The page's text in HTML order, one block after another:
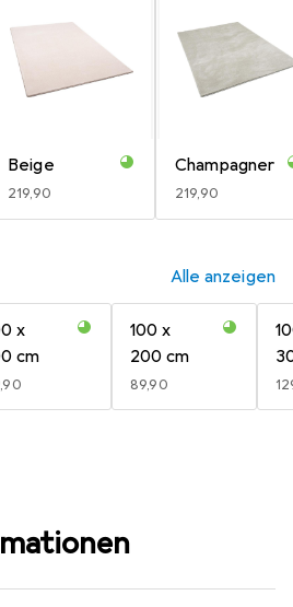
Beige
EUR
219,90
Champagner
EUR
219,90
Alle anzeigen
x
cm
100 x
200 cm
EUR
89,90